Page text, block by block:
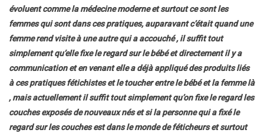
évoluent comme la médecine moderne et surtout ce sont les
femmes qui sont dans ces pratiques, auparavant c’était quand une
femme rend visite à une autre qui a accouché , il suffit tout
simplement qu’elle fixe le regard sur le bébé et directement il y a
communication et en venant elle a déjà appliqué des produits liés
à ces pratiques fétichistes et le toucher entre le bébé et la femme là
, mais actuellement il suffit tout simplement qu’on fixe le regard les
couches exposés de nouveaux nés et si la personne qui a fixé le
regard sur les couches est dans le monde de féticheurs et surtout